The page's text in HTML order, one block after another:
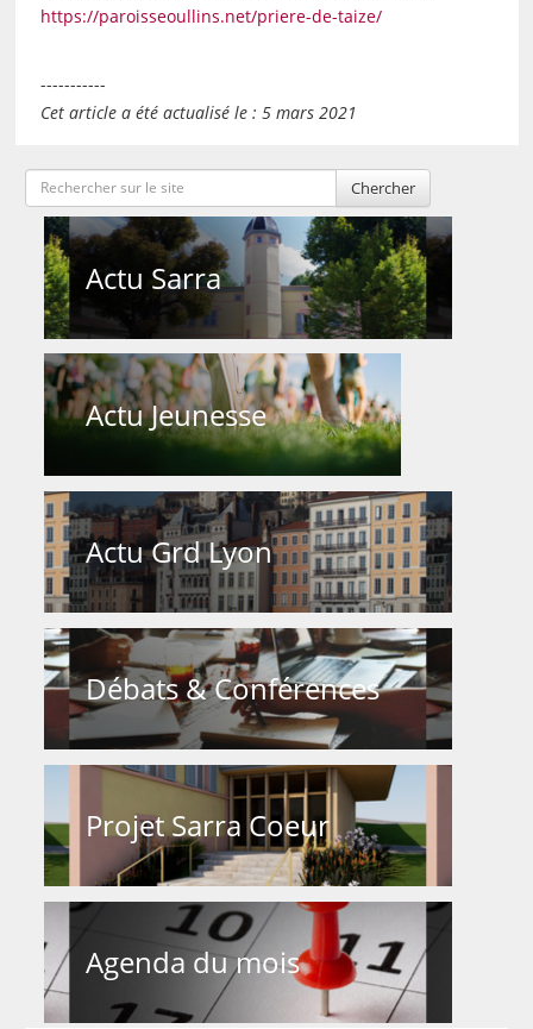
https://paroisseoullins.net/priere-de-taize/
-----------
Cet article a été actualisé le : 5 mars 2021
Chercher
Actu Sarra
Actu Jeunesse
Actu Grd Lyon
Débats & Conférences
Projet Sarra Coeur
Agenda du mois